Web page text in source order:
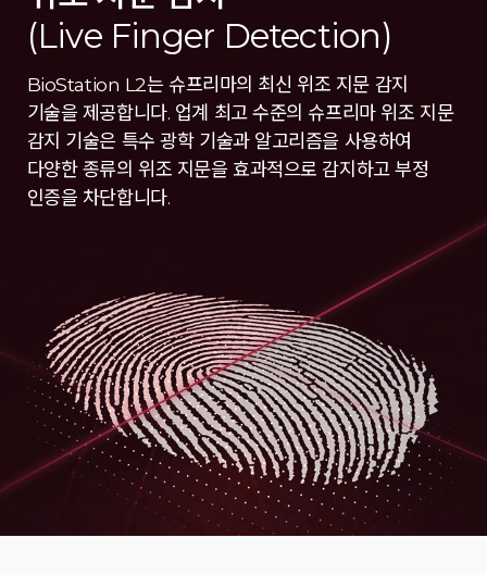
(Live Finger Detection)
BioStation L2는 슈프리마의 최신 위조 지문 감지
기술을 제공합니다. 업계 최고 수준의 슈프리마 위조 지문
감지 기술은 특수 광학 기술과 알고리즘을 사용하여
다양한 종류의 위조 지문을 효과적으로 감지하고 부정
인증을 차단합니다.